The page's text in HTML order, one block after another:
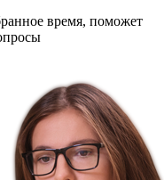
время, поможет